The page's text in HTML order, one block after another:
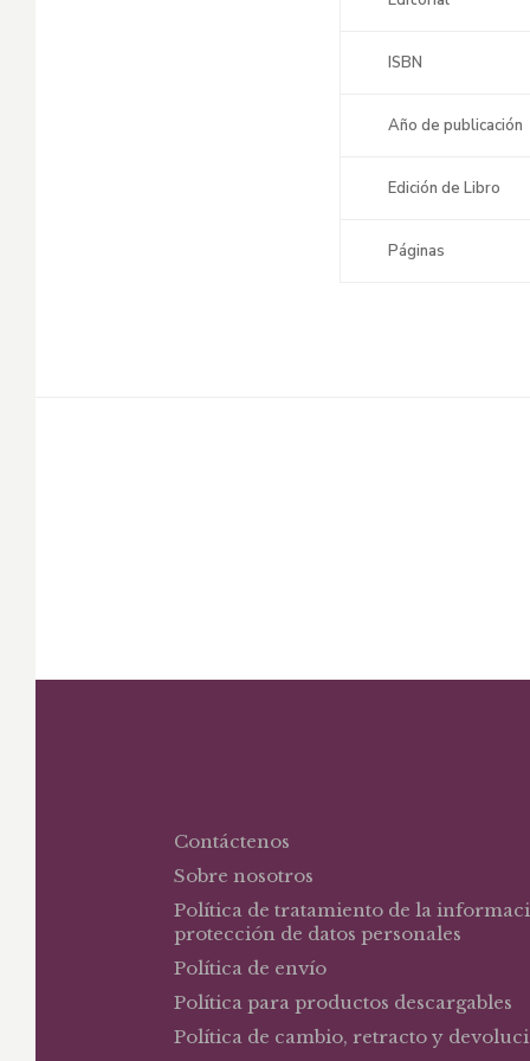
ISBN
Año de publicación
Edición de Libro
Páginas
Contáctenos
Sobre nosotros
Política de tratamiento de la
protección de datos personales
Política de envío
Política para productos descargables
Política de cambio, retracto y